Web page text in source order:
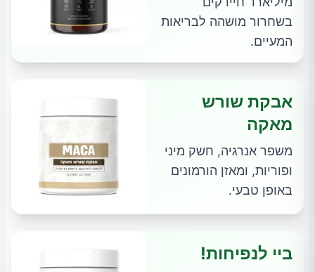
בשחרור מושהה לבריאות
המעיים.
אבקת שורש
מאקה
משפר אנרגיה, חשק מיני
ופוריות, ומאזן הורמונים
באופן טבעי.
ביי לנפיחות!